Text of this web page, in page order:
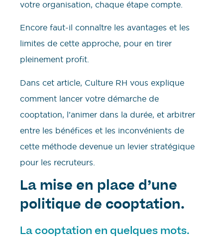
votre organisation, chaque étape compte.
Encore faut-il connaître les avantages et les
limites de cette approche, pour en tirer
pleinement profit.
Dans cet article, Culture RH vous explique
comment lancer votre démarche de
cooptation, l’animer dans la durée, et arbitrer
entre les bénéfices et les inconvénients de
cette méthode devenue un levier stratégique
pour les recruteurs.
La mise en place d’une
politique de cooptation.
La cooptation en quelques mots.